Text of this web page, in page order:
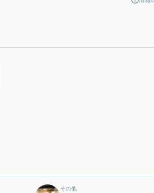
その他